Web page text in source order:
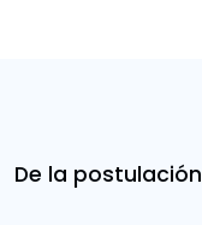
De la postulación